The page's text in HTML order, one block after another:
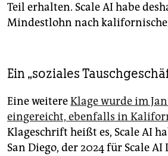
Teil erhalten. Scale AI habe
Mindestlohn nach
Ein „soziales
Eine weitereKlage wurde im
eingereicht, ebenfalls in
Klageschrift heißt es, Scale AI
San ­Diego, der 2024 für Scale